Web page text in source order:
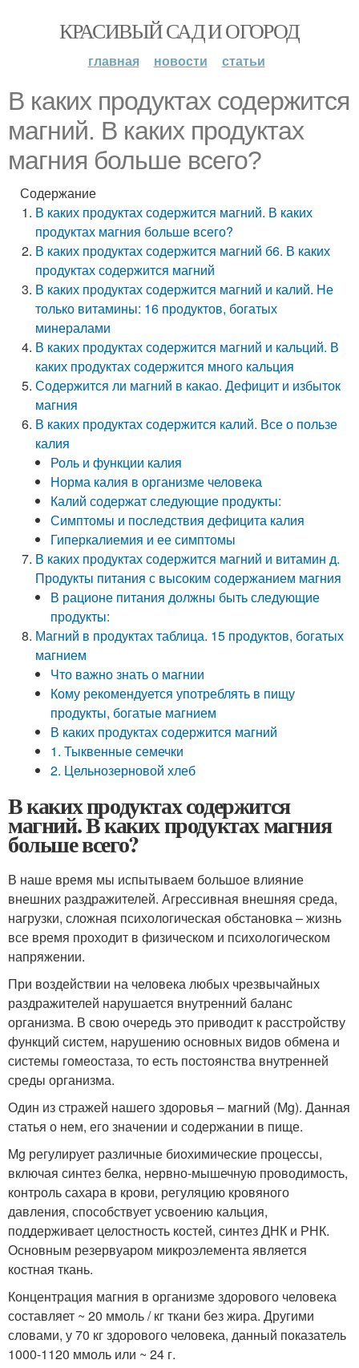
КРАСИВЫЙ САД И ОГОРОД
главная новости статьи
В каких продуктах содержится
магний. В каких продуктах
магния больше всего?
Содержание
В каких продуктах содержится магний. В каких
продуктах магния больше всего?
В каких продуктах содержится магний б6. В каких
продуктах содержится магний
В каких продуктах содержится магний и калий. Не
только витамины: 16 продуктов, богатых
минералами
В каких продуктах содержится магний и кальций. В
каких продуктах содержится много кальция
Содержится ли магний в какао. Дефицит и избыток
магния
В каких продуктах содержится калий. Все о пользе
калия
Роль и функции калия
Норма калия в организме человека
Калий содержат следующие продукты:
Симптомы и последствия дефицита калия
Гиперкалиемия и ее симптомы
В каких продуктах содержится магний и витамин д.
Продукты питания с высоким содержанием магния
В рационе питания должны быть следующие
продукты:
Магний в продуктах таблица. 15 продуктов, богатых
магнием
Что важно знать о магнии
Кому рекомендуется употреблять в пищу
продукты, богатые магнием
В каких продуктах содержится магний
1. Тыквенные семечки
2. Цельнозерновой хлеб
В каких продуктах содержится
магний. В каких продуктах магния
больше всего?
В наше время мы испытываем большое влияние
внешних раздражителей. Агрессивная внешняя среда,
нагрузки, сложная психологическая обстановка – жизнь
все время проходит в физическом и психологическом
напряжении.
При воздействии на человека любых чрезвычайных
раздражителей нарушается внутренний баланс
организма. В свою очередь это приводит к расстройству
функций систем, нарушению основных видов обмена и
системы гомеостаза, то есть постоянства внутренней
среды организма.
Один из стражей нашего здоровья – магний (Mg). Данная
статья о нем, его значении и содержании в пище.
Mg регулирует различные биохимические процессы,
включая синтез белка, нервно-мышечную проводимость,
контроль сахара в крови, регуляцию кровяного
давления, способствует усвоению кальция,
поддерживает целостность костей, синтез ДНК и РНК.
Основным резервуаром микроэлемента является
костная ткань.
Концентрация магния в организме здорового человека
составляет ~ 20 ммоль / кг ткани без жира. Другими
словами, у 70 кг здорового человека, данный показатель
1000-1120 ммоль или ~ 24 г.